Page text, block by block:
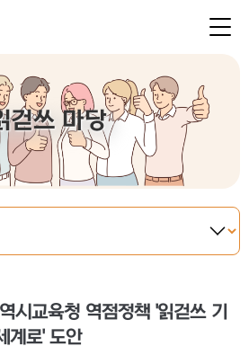
걷쓰 마당
시교육청 역점정책 '읽걷쓰 기
계로' 도안